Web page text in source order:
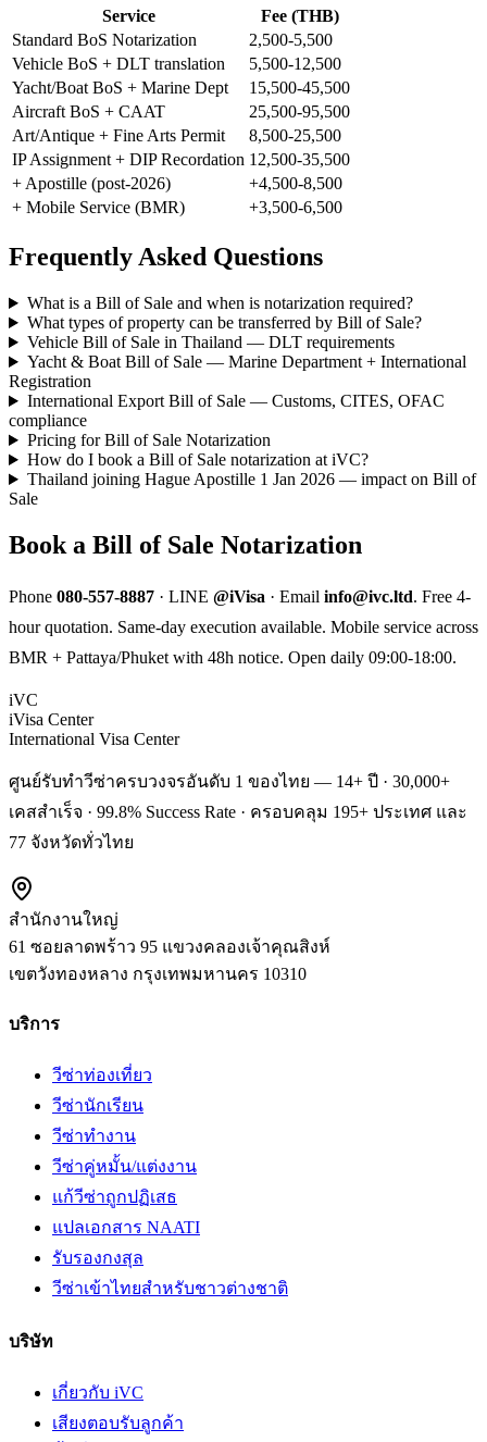
Service
Fee (THB)
Standard BoS Notarization
2,500-5,500
Vehicle BoS + DLT translation
5,500-12,500
Yacht/Boat BoS + Marine Dept
15,500-45,500
Aircraft BoS + CAAT
25,500-95,500
Art/Antique + Fine Arts Permit
8,500-25,500
IP Assignment + DIP Recordation 12,500-35,500
+ Apostille (post-2026)
+4,500-8,500
+ Mobile Service (BMR)
+3,500-6,500
Frequently Asked Questions
What is a Bill of Sale and when is notarization required?
What types of property can be transferred by Bill of Sale?
Vehicle Bill of Sale in Thailand — DLT requirements
Yacht & Boat Bill of Sale — Marine Department + International
Registration
International Export Bill of Sale — Customs, CITES, OFAC
compliance
Pricing for Bill of Sale Notarization
How do I book a Bill of Sale notarization at iVC?
Thailand joining Hague Apostille 1 Jan 2026 — impact on Bill of
Sale
Book a Bill of Sale Notarization
Phone 080-557-8887 · LINE @iVisa · Email info@ivc.ltd. Free 4-
hour quotation. Same-day execution available. Mobile service across
BMR + Pattaya/Phuket with 48h notice. Open daily 09:00-18:00.
iVC
iVisa Center
International Visa Center
ศูนย์รับทำวีซ่าครบวงจรอันดับ 1 ของไทย — 14+ ปี · 30,000+
เคสสำเร็จ · 99.8% Success Rate · ครอบคลุม 195+ ประเทศ และ
77 จังหวัดทั่วไทย
สำนักงานใหญ่
61 ซอยลาดพร้าว 95 แขวงคลองเจ้าคุณสิงห์
เขตวังทองหลาง กรุงเทพมหานคร 10310
บริการ
วีซ่าท่องเที่ยว
วีซ่านักเรียน
วีซ่าทำงาน
วีซ่าคู่หมั้น/แต่งงาน
แก้วีซ่าถูกปฏิเสธ
แปลเอกสาร NAATI
รับรองกงสุล
วีซ่าเข้าไทยสำหรับชาวต่างชาติ
บริษัท
เกี่ยวกับ iVC
เสียงตอบรับลูกค้า